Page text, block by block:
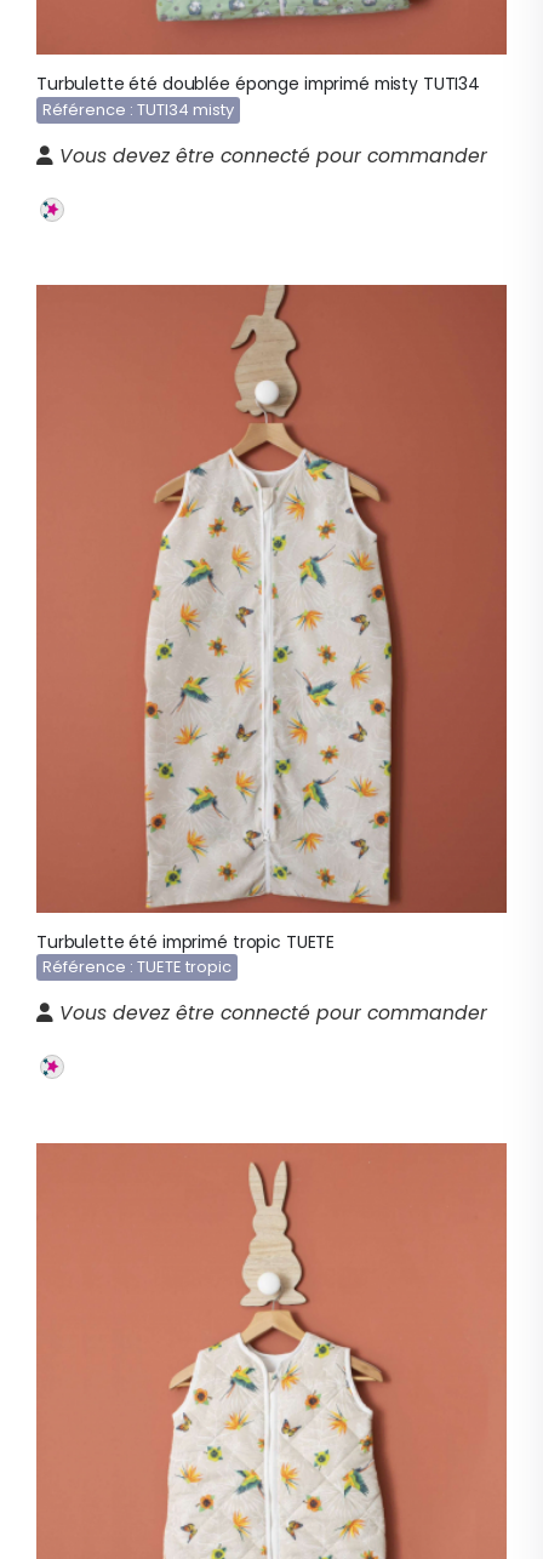
Turbulette été doublée éponge imprimé misty TUTI34
Référence : TUTI34 misty
Vous devez être connecté pour commander
Turbulette été imprimé tropic TUETE
Référence : TUETE tropic
Vous devez être connecté pour commander